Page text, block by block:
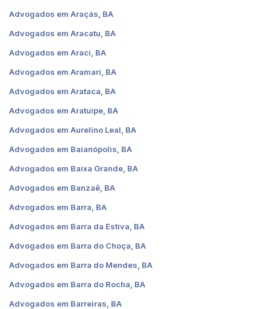
Advogados em Araçás, BA
Advogados em Aracatu, BA
Advogados em Araci, BA
Advogados em Aramari, BA
Advogados em Arataca, BA
Advogados em Aratuípe, BA
Advogados em Aurelino Leal, BA
Advogados em Baianópolis, BA
Advogados em Baixa Grande, BA
Advogados em Banzaê, BA
Advogados em Barra, BA
Advogados em Barra da Estiva, BA
Advogados em Barra do Choça, BA
Advogados em Barra do Mendes, BA
Advogados em Barra do Rocha, BA
Advogados em Barreiras, BA